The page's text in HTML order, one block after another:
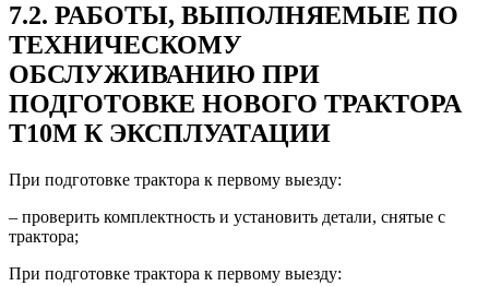
7.2. РАБОТЫ, ВЫПОЛНЯЕМЫЕ ПО
ТЕХНИЧЕСКОМУ
ОБСЛУЖИВАНИЮ ПРИ
ПОДГОТОВКЕ НОВОГО ТРАКТОРА
Т10М К ЭКСПЛУАТАЦИИ
При подготовке трактора к первому выезду:
– проверить комплектность и установить детали, снятые с
трактора;
При подготовке трактора к первому выезду: